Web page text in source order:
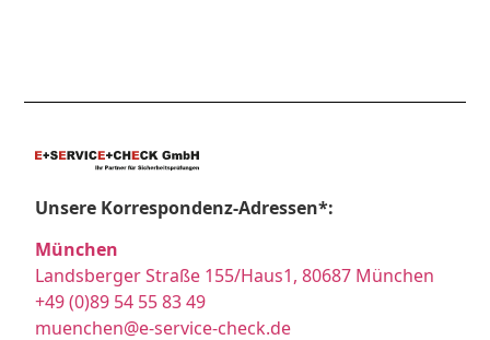
Unsere Korrespondenz-Adressen*:
München
Landsberger Straße 155/Haus1, 80687 München
+49 (0)89 54 55 83 49
muenchen@e-service-check.de